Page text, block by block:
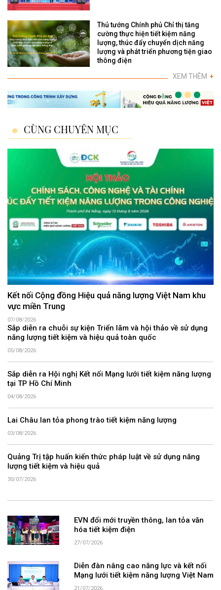
Thủ tướng Chính phủ Chỉ thị tăng
cường thực hiện tiết kiệm năng
lượng, thúc đẩy chuyển dịch năng
lượng và phát triển phương tiện giao
thông điện
XEM THÊM +
CÙNG CHUYÊN MỤC
Kết nối Cộng đồng Hiệu quả năng lượng Việt Nam khu
vực miền Trung
07/08/2026
Sắp diễn ra chuỗi sự kiện Triển lãm và hội thảo về sử dụng
năng lượng tiết kiệm và hiệu quả toàn quốc
05/08/2026
Sắp diễn ra Hội nghị Kết nối Mạng lưới tiết kiệm năng lượng
tại TP Hồ Chí Minh
04/08/2026
Lai Châu lan tỏa phong trào tiết kiệm năng lượng
03/08/2026
Quảng Trị tập huấn kiến thức pháp luật về sử dụng năng
lượng tiết kiệm và hiệu quả
30/07/2026
EVN đổi mới truyền thông, lan tỏa văn
hóa tiết kiệm điện
27/07/2026
Diễn đàn nâng cao năng lực và kết nối
Mạng lưới tiết kiệm năng lượng Việt Nam